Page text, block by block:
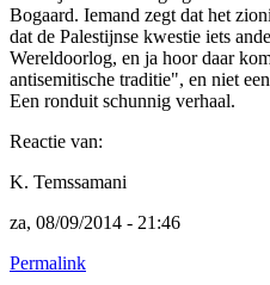
Bogaard. Iemand zegt dat het
dat de Palestijnse kwestie iets
Wereldoorlog, en ja hoor daar
antisemitische traditie", en niet
Een ronduit schunnig verhaal.
Reactie van:
K. Temssamani
za, 08/09/2014 - 21:46
Permalink